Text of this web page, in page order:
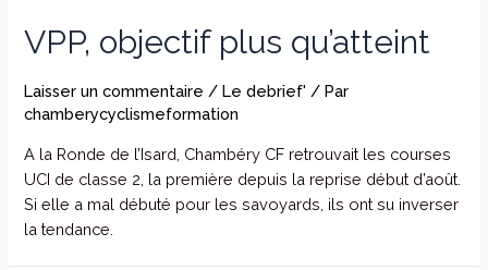
VPP, objectif plus qu’atteint
Laisser un commentaire /Le debrief' / Par
chamberycyclismeformation
A la Ronde de l’Isard, Chambéry CF retrouvait les courses
UCI de classe 2, la première depuis la reprise début d’août.
Si elle a mal débuté pour les savoyards, ils ont su inverser
la tendance.